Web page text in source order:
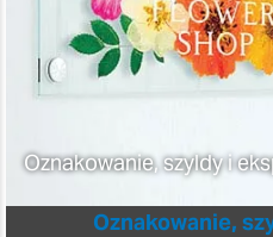
Oznakowanie, szyldy i
Oznakowanie,